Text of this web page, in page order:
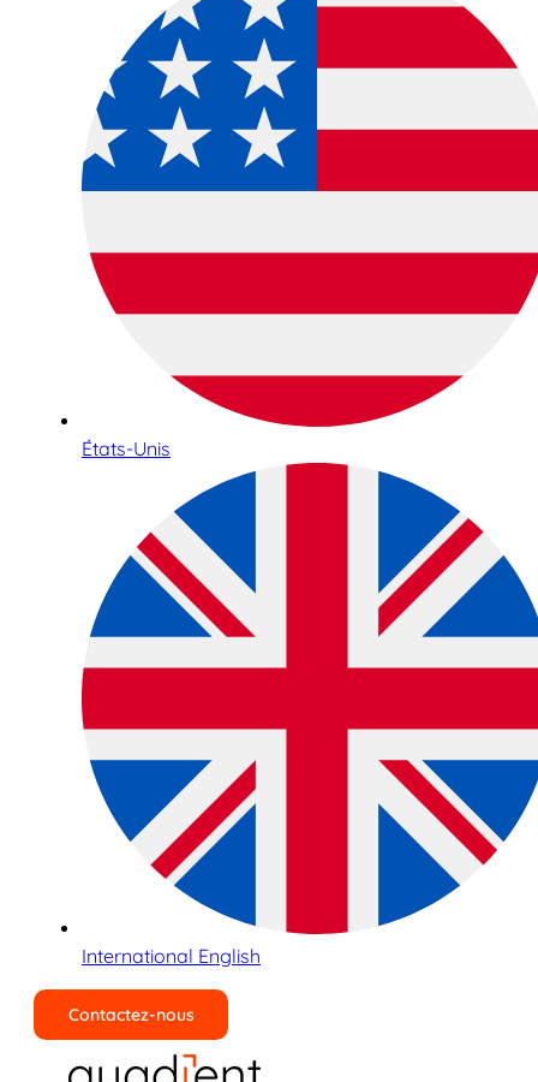
États-Unis
International English
Contactez-nous